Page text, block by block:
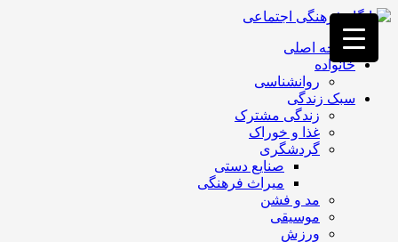
فصد
خون
غرب
تهران
خشکشویی
تصفیه
صفحه اصلی
خانواده
روانشناسی
سبک زندگی
زندگی مشترک
غذا و خوراک
گردشگری
صنایع دستی
میراث فرهنگی
مد و فشن
موسیقی
ورزش